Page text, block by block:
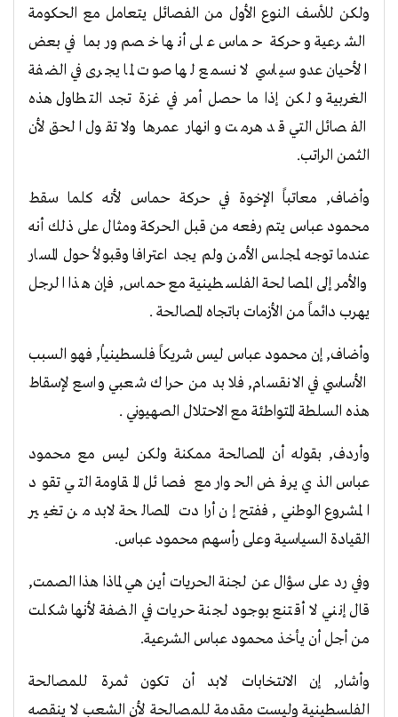
ولكن للأسف النوع الأول من الفصائل يتعامل مع الحكومة
الشرعية و حركة حماس على أنها خصم وربما في بعض
الأحيان عدو سياسي لا نسمع لها صوت لما يجرى في الضفة
الغربية و لكن إذا ما حصل أمر في غزة تجد التطاول هذه
الفصائل التي قد هرمت وانهار عمرها ولا تقول الحق لأن
الثمن الراتب.
وأضاف, معاتباً الإخوة في حركة حماس لأنه كلما سقط
محمود عباس يتم رفعه من قبل الحركة ومثال على ذلك أنه
عندما توجه لمجلس الأمن ولم يجد اعترافا وقبولاُ حول المسار
والأمر إلى المصالحة الفلسطينية مع حماس, فإن هذا الرجل
يهرب دائماً من الأزمات باتجاه المصالحة .
وأضاف, إن محمود عباس ليس شريكاً فلسطينياُ, فهو السبب
الأساسي في الانقسام, فلا بد من حراك شعبي واسع لإسقاط
هذه السلطة المتواطئة مع الاحتلال الصهيوني .
وأردف, بقوله أن المصالحة ممكنة ولكن ليس مع محمود
عباس الذي يرفض الحوار مع فصائل المقاومة التي تقود
المشروع الوطني, ففتح إن أرادت المصالحة لابد من تغيير
القيادة السياسية وعلى رأسهم محمود عباس.
وفي رد على سؤال عن لجنة الحريات أين هي لماذا هذا الصمت,
قال إنني لا أقتنع بوجود لجنة حريات في الضفة لأنها شكلت
من أجل أن يأخذ محمود عباس الشرعية.
وأشار, إن الانتخابات لابد أن تكون ثمرة للمصالحة
الفلسطينية وليست مقدمة للمصالحة لأن الشعب لا ينقصه